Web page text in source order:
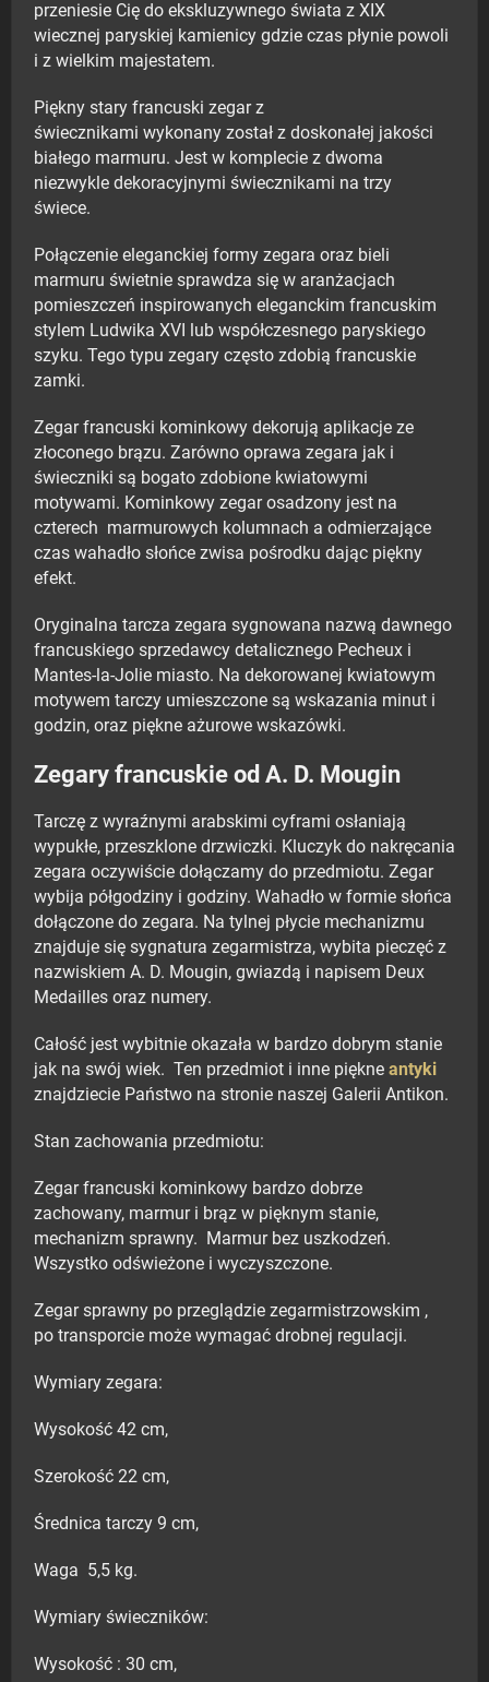
przeniesie Cię do ekskluzywnego świata z XIX
wiecznej paryskiej kamienicy gdzie czas płynie powoli
i z wielkim majestatem.
Piękny stary francuski zegar z
świecznikami wykonany został z doskonałej jakości
białego marmuru. Jest w komplecie z dwoma
niezwykle dekoracyjnymi świecznikami na trzy
świece.
Połączenie eleganckiej formy zegara oraz bieli
marmuru świetnie sprawdza się w aranżacjach
pomieszczeń inspirowanych eleganckim francuskim
stylem Ludwika XVI lub współczesnego paryskiego
szyku. Tego typu zegary często zdobią francuskie
zamki.
Zegar francuski kominkowy dekorują aplikacje ze
złoconego brązu. Zarówno oprawa zegara jak i
świeczniki są bogato zdobione kwiatowymi
motywami. Kominkowy zegar osadzony jest na
czterech marmurowych kolumnach a odmierzające
czas wahadło słońce zwisa pośrodku dając piękny
efekt.
Oryginalna tarcza zegara sygnowana nazwą dawnego
francuskiego sprzedawcy detalicznego Pecheux i
Mantes-la-Jolie miasto. Na dekorowanej kwiatowym
motywem tarczy umieszczone są wskazania minut i
godzin, oraz piękne ażurowe wskazówki.
Zegary francuskie od A. D. Mougin
Tarczę z wyraźnymi arabskimi cyframi osłaniają
wypukłe, przeszklone drzwiczki. Kluczyk do nakręcania
zegara oczywiście dołączamy do przedmiotu. Zegar
wybija półgodziny i godziny. Wahadło w formie słońca
dołączone do zegara. Na tylnej płycie mechanizmu
znajduje się sygnatura zegarmistrza, wybita pieczęć z
nazwiskiem A. D. Mougin, gwiazdą i napisem Deux
Medailles oraz numery.
Całość jest wybitnie okazała w bardzo dobrym stanie
jak na swój wiek. Ten przedmiot i inne piękne antyki
znajdziecie Państwo na stronie naszej Galerii Antikon.
Stan zachowania przedmiotu:
Zegar francuski kominkowy bardzo dobrze
zachowany, marmur i brąz w pięknym stanie,
mechanizm sprawny. Marmur bez uszkodzeń.
Wszystko odświeżone i wyczyszczone.
Zegar sprawny po przeglądzie zegarmistrzowskim ,
po transporcie może wymagać drobnej regulacji.
Wymiary zegara:
Wysokość 42 cm,
Szerokość 22 cm,
Średnica tarczy 9 cm,
Waga 5,5 kg.
Wymiary świeczników:
Wysokość : 30 cm,